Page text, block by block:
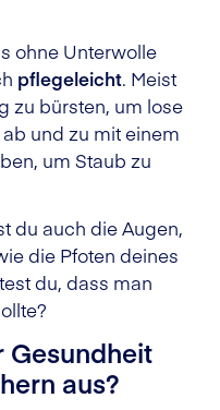
ohne Unterwolle
pflegeleicht. Meist
zu bürsten, um lose
und zu mit einem
um Staub zu
du auch die Augen,
die Pfoten deines
du, dass man
Gesundheit
aus?